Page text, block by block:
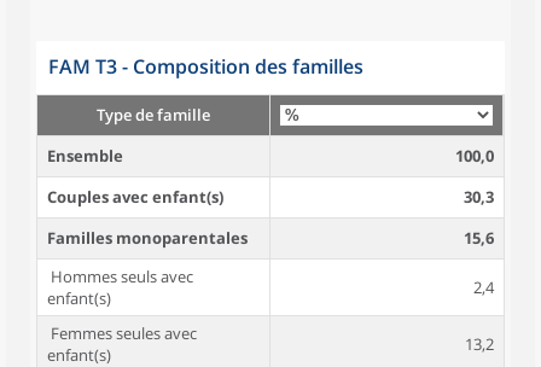
FAM T3 - Composition des familles
Type de famille
Ensemble
100,0
Couples avec enfant(s)
30,3
Familles monoparentales
15,6
Hommes seuls avec
enfant(s)
2,4
Femmes seules avec
enfant(s)
13,2